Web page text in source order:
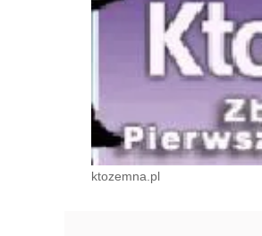
ktozemna.pl